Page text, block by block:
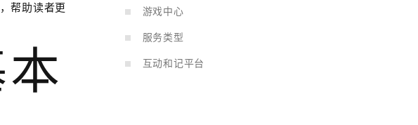
帮助读者更
游戏中心
服务类型
互动和记平台